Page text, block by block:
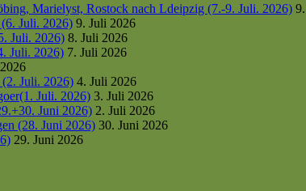
Marielyst, Rostock nach Ldeipzig (7.-9. Juli. 2026)
Juli. 2026) 9. Juli 2026
Juli. 2026) 8. Juli 2026
Juli. 2026) 7. Juli 2026
Juli. 2026) 4. Juli 2026
Juli. 2026) 3. Juli 2026
Juni 2026) 2. Juli 2026
(28. Juni 2026) 30. Juni 2026
29. Juni 2026